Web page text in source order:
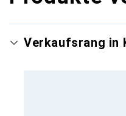
Verkaufsrang in